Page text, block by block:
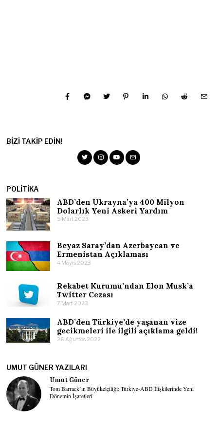
BIZI TAKIP EDIN!
POLITIKA
ABD’den Ukrayna’ya 400 Milyon
Dolarlık Yeni Askeri Yardım
5 Mart 2023
Beyaz Saray’dan Azerbaycan ve
Ermenistan Açıklaması
4 Mayıs 2023
Rekabet Kurumu’ndan Elon Musk’a
Twitter Cezası
7 Mart 2023
ABD’den Türkiye’de yaşanan vize
gecikmeleri ile ilgili açıklama geldi!
26 Ağustos 2022
UMUT GÜNER YAZILARI
Umut Güner
Tom Barrack’ın Büyükelçiliği: Türkiye-ABD İlişkilerinde Yeni
Dönemin İşaretleri